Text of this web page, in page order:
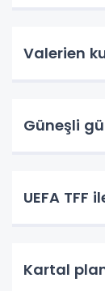
Valerien
Güneşli
UEFA TFF
Kartal